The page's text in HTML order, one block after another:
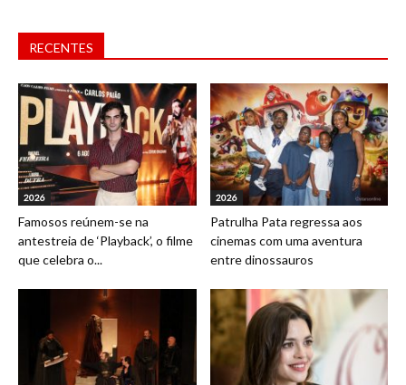
RECENTES
2026
Famosos reúnem-se na
antestreia de ‘Playback’, o filme
que celebra o...
2026
Patrulha Pata regressa aos
cinemas com uma aventura
entre dinossauros